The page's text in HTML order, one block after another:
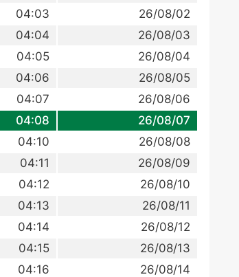
26/08/02
04:03
26/08/03
04:04
26/08/04
04:05
26/08/05
04:06
26/08/06
04:07
26/08/07
04:08
26/08/08
04:10
26/08/09
04:11
26/08/10
04:12
26/08/11
04:13
26/08/12
04:14
26/08/13
04:15
26/08/14
04:16